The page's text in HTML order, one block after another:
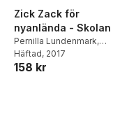
Zick Zack för
nyanlända - Skolan
Pernilla Lundenmark,
Annika Löthagen
Häftad, 2017
158 kr